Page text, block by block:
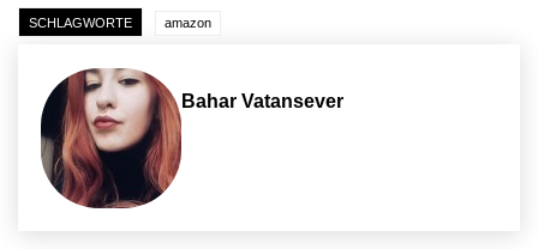
SCHLAGWORTE amazon
Bahar Vatansever